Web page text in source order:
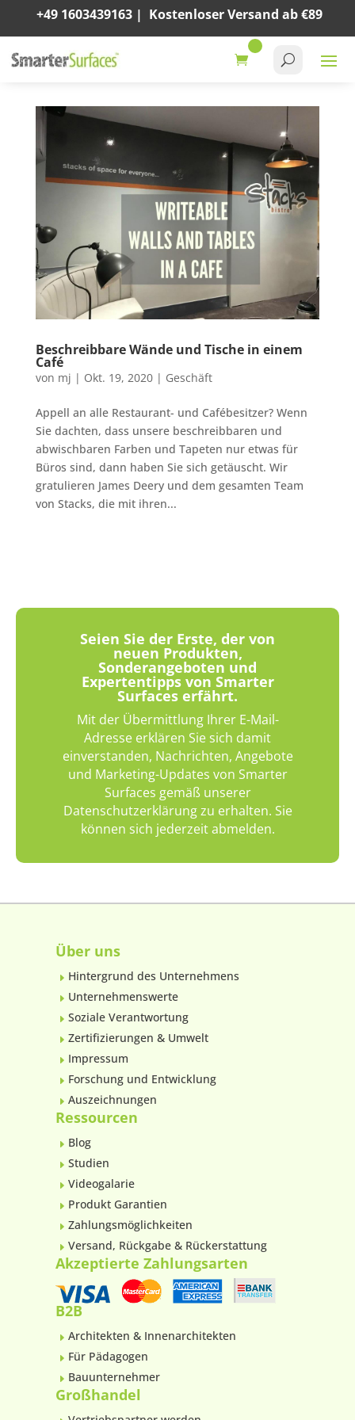
+49 1603439163| Kostenloser Versand ab €89
Beschreibbare Wände und Tische in einem
Café
von mj | Okt. 19, 2020| Geschäft
Appell an alle Restaurant- und Cafébesitzer? Wenn
Sie dachten, dass unsere beschreibbaren und
abwischbaren Farben und Tapeten nur etwas für
Büros sind, dann haben Sie sich getäuscht. Wir
gratulieren James Deery und dem gesamten Team
von Stacks, die mit ihren...
Seien Sie der Erste, der von
neuen Produkten,
Sonderangeboten und
Expertentipps von Smarter
Surfaces erfährt.
Mit der Übermittlung Ihrer E-Mail-
Adresse erklären Sie sich damit
einverstanden, Nachrichten, Angebote
und Marketing-Updates von Smarter
Surfaces gemäß unserer
Datenschutzerklärung zu erhalten. Sie
können sich jederzeit abmelden.
Über uns
E Hintergrund des Unternehmens
E Unternehmenswerte
E Soziale Verantwortung
E Zertifizierungen & Umwelt
E Impressum
E Forschung und Entwicklung
E Auszeichnungen
Ressourcen
E Blog
E Studien
E Videogalarie
E Produkt Garantien
E Zahlungsmöglichkeiten
E Versand, Rückgabe & Rückerstattung
Akzeptierte Zahlungsarten
B2B
E Architekten & Innenarchitekten
E Für Pädagogen
E Bauunternehmer
Großhandel